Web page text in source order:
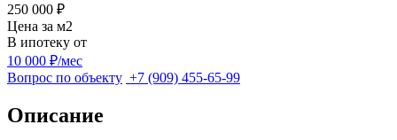
250 000 ₽
Цена за м2
В ипотеку от
10 000 ₽/мес
Вопрос по объекту +7 (909) 455-65-99
Описание